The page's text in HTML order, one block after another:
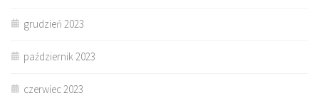
grudzień 2023
październik 2023
czerwiec 2023